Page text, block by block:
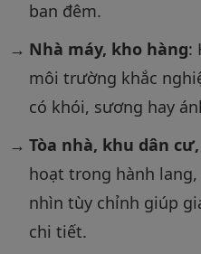
ban đêm.
Nhà máy, kho hàng:
môi trường khắc
có khói, sương hay
Tòa nhà, khu dân
hoạt trong hành
nhìn tùy chỉnh giúp
chi tiết.